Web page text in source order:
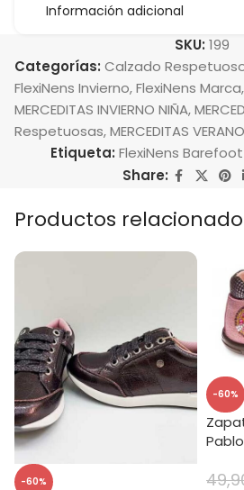
Información adicional
SKU: 199
Categorías: Calzado
FlexiNens Invierno,FlexiNens Marca,
MERCEDITAS INVIERNO NIÑA,
Respetuosas,MERCEDITAS
Etiqueta: FlexiNens Barefoot
Share:
Productos
-60%
-60%